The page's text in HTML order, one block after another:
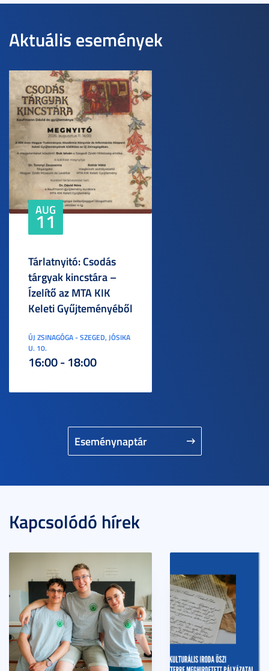
Aktuális események
Eseménynaptár
AUG
11
Tárlatnyitó: Csodás
tárgyak kincstára –
Ízelítő az MTA KIK
Keleti Gyűjteményéből
ÚJ ZSINAGÓGA - SZEGED, JÓSIKA
U. 10.
16:00 - 18:00
Kapcsolódó hírek